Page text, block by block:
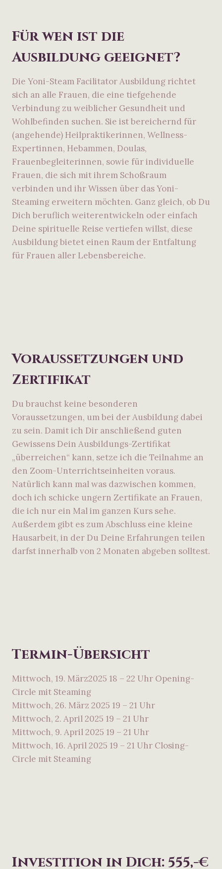
Für wen ist die
Ausbildung geeignet?
Die Yoni-Steam Facilitator Ausbildung richtet
sich an alle Frauen, die eine tiefgehende
Verbindung zu weiblicher Gesundheit und
Wohlbefinden suchen. Sie ist bereichernd für
(angehende) Heilpraktikerinnen, Wellness-
Expertinnen, Hebammen, Doulas,
Frauenbegleiterinnen, sowie für individuelle
Frauen, die sich mit ihrem Schoßraum
verbinden und ihr Wissen über das Yoni-
Steaming erweitern möchten. Ganz gleich, ob Du
Dich beruflich weiterentwickeln oder einfach
Deine spirituelle Reise vertiefen willst, diese
Ausbildung bietet einen Raum der Entfaltung
für Frauen aller Lebensbereiche.
Voraussetzungen und
Zertifikat
Du brauchst keine besonderen
Voraussetzungen, um bei der Ausbildung dabei
zu sein. Damit ich Dir anschließend guten
Gewissens Dein Ausbildungs-Zertifikat
„überreichen“ kann, setze ich die Teilnahme an
den Zoom-Unterrichtseinheiten voraus.
Natürlich kann mal was dazwischen kommen,
doch ich schicke ungern Zertifikate an Frauen,
die ich nur ein Mal im ganzen Kurs sehe.
Außerdem gibt es zum Abschluss eine kleine
Hausarbeit, in der Du Deine Erfahrungen teilen
darfst innerhalb von 2 Monaten abgeben solltest.
Termin-Übersicht
Mittwoch, 19. März2025 18 – 22 Uhr Opening-
Circle mit Steaming
Mittwoch, 26. März 2025 19 – 21 Uhr
Mittwoch, 2. April 2025 19 – 21 Uhr
Mittwoch, 9. April 2025 19 – 21 Uhr
Mittwoch, 16. April 2025 19 – 21 Uhr Closing-
Circle mit Steaming
Investition in Dich: 555,-€